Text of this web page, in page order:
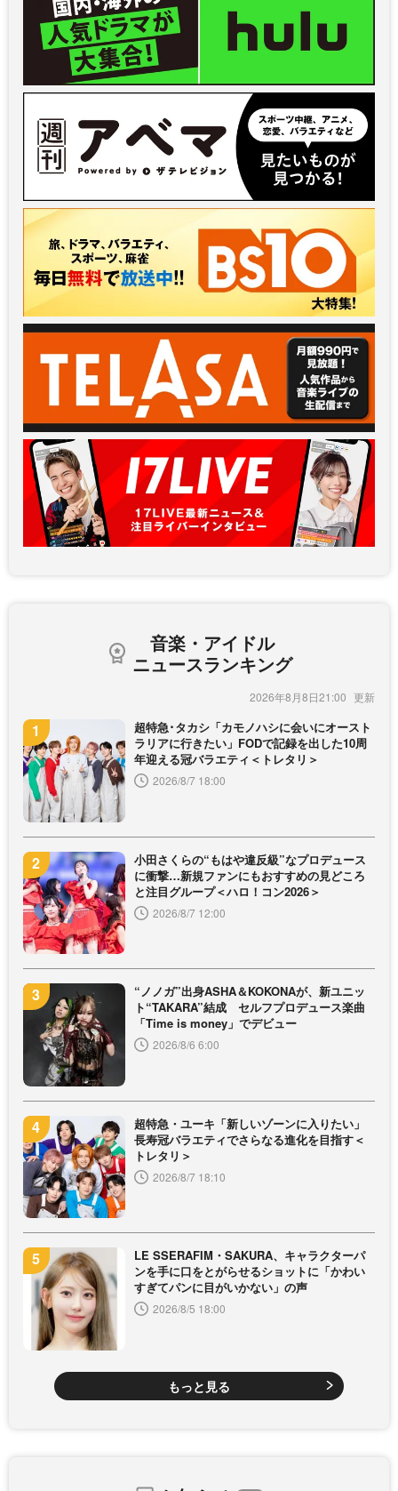
音楽・アイドル
ニュースランキング
2026年8月8日21:00
超特急･タカシ「カモノハシに会いにオースト
ラリアに行きたい」FODで記録を出した10周
年迎える冠バラエティ＜トレタリ＞
2026/8/7 18:00
小田さくらの“もはや違反級”なプロデュース
に衝撃…新規ファンにもおすすめの見どころ
と注目グループ＜ハロ！コン2026＞
2026/8/7 12:00
“ノノガ”出身ASHA＆KOKONAが、新ユニッ
ト“TAKARA”結成 セルフプロデュース楽曲
「Time is money」でデビュー
2026/8/6 6:00
超特急・ユーキ「新しいゾーンに入りたい」
長寿冠バラエティでさらなる進化を目指す＜
トレタリ＞
2026/8/7 18:10
LE SSERAFIM・SAKURA、キャラクターパ
ンを手に口をとがらせるショットに「かわい
すぎてパンに目がいかない」の声
2026/8/5 18:00
もっと見る